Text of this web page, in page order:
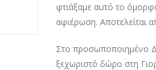
φτιάξαμε αυτό το
αφιέρωση. Αποτελείται
Στο προσωποποιημένο
ξεχωριστό δώρο στη